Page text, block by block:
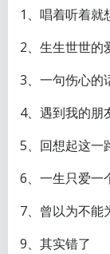
1、唱着听着就
2、生生世世的
3、一句伤心的
4、遇到我的朋
5、回想起这一
6、一生只爱一
7、曾以为不能
9、其实错了